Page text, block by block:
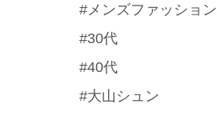
#メンズファッション
#30代
#40代
#大山シュン